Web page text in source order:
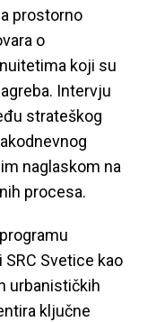
prostorno
o
koji su
Intervju
strateškog
naglaskom na
procesa.
Svetice kao
urbanističkih
ključne